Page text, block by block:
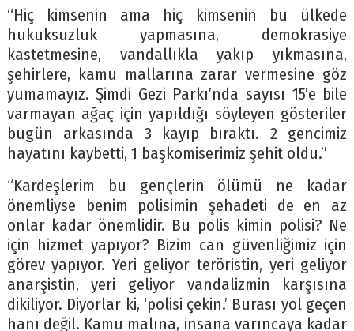
“Hiç kimsenin ama hiç kimsenin bu ülkede
hukuksuzluk yapmasına, demokrasiye
kastetmesine, vandallıkla yakıp yıkmasına,
şehirlere, kamu mallarına zarar vermesine göz
yumamayız. Şimdi Gezi Parkı’nda sayısı 15’e bile
varmayan ağaç için yapıldığı söyleyen gösteriler
bugün arkasında 3 kayıp bıraktı. 2 gencimiz
hayatını kaybetti, 1 başkomiserimiz şehit oldu.”
“Kardeşlerim bu gençlerin ölümü ne kadar
önemliyse benim polisimin şehadeti de en az
onlar kadar önemlidir. Bu polis kimin polisi? Ne
için hizmet yapıyor? Bizim can güvenliğimiz için
görev yapıyor. Yeri geliyor teröristin, yeri geliyor
anarşistin, yeri geliyor vandalizmin karşısına
dikiliyor. Diyorlar ki, ‘polisi çekin.’ Burası yol geçen
hanı değil. Kamu malına, insana varıncaya kadar